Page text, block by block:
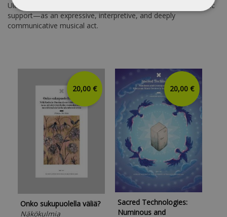
Ultimately, this study positions comping as more than rhythmic
support—as an expressive, interpretive, and deeply
communicative musical act.
20,00 €
Onko sukupuolella väliä?
Näkökulmia
20,00 €
Sacred Technologies:
Numinous and